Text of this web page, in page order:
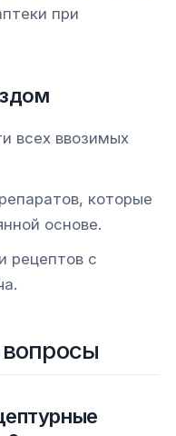
при
всех ввозимых
которые
основе.
рецептов с